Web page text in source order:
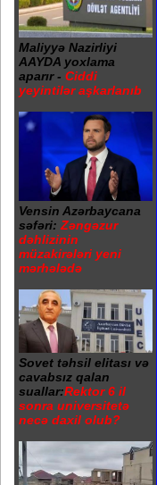
Maliyyə Nazirliyi
AAYDA yoxlama
aparır - Ciddi
yeyintilər aşkarlanıb
Vensin Azərbaycana
səfəri: Zəngəzur
dəhlizinin
müzakirələri yeni
mərhələdə
Sovet təhsil elitası və
cavabsız qalan
suallar:Rektor 6 il
sonra universitetə
necə daxil olub?